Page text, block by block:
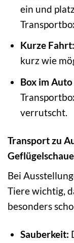
ein und
Kurze Fahrt:
kurz wie
Box im
verrutscht.
Transport zu
Bei
Tiere wichtig,
besonders
Sauberkeit: